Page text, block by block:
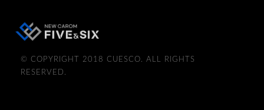
© COPYRIGHT 2018 CUESCO. ALL RIGHTS
RESERVED.